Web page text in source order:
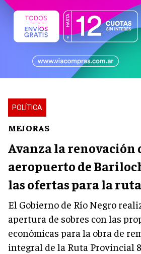
POLÍTICA
MEJORAS
Avanza la renovación
aeropuerto de
las ofertas para la
El Gobierno de Río Negro
apertura de sobres con las
económicas para la obra de
integral de la Ruta Provincial